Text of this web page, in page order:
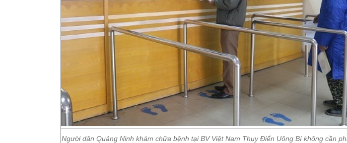
Người dân Quảng Ninh khám chữa bệnh tại BV Việt Nam Thụy Điển Uông Bí không cần